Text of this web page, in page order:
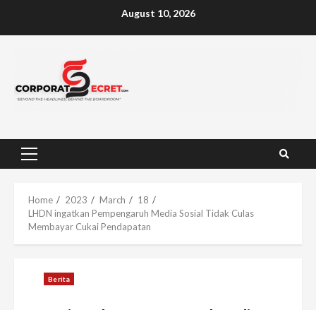
August 10, 2026
Primary
Home 2023 March
18
LHDN ingatkan Pempengaruh Media Sosial Tidak Culas
Membayar Cukai Pendapatan
Berita